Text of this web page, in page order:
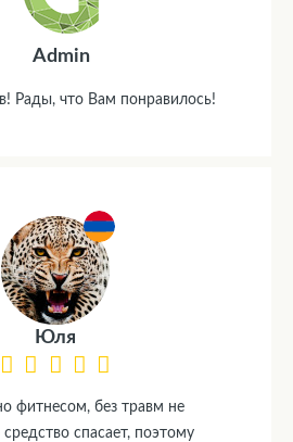
Admin
Рады, что Вам понравилось!
Юля
фитнесом, без травм не
спасает, поэтому